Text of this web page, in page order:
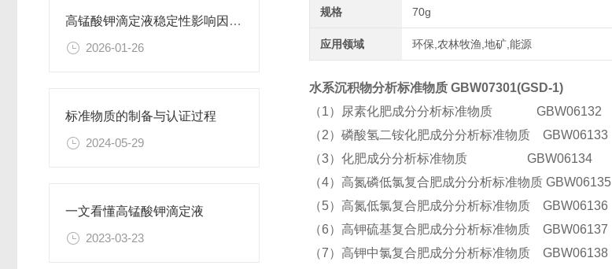
高锰酸钾滴定液稳定性影响因素及保存期限研究
2026-01-26
标准物质的制备与认证过程
2024-05-29
一文看懂高锰酸钾滴定液
2023-03-23
规格 70g
应用领域 环保,农林牧渔,地矿,能源
水系沉积物分析标准物质 GBW07301(GSD-1)
（1）尿素化肥成分分析标准物质 GBW06132
（2）磷酸氢二铵化肥成分分析标准物质 GBW06133
（3）化肥成分分析标准物质 GBW06134
（4）高氮磷低氯复合肥成分分析标准物质 GBW06135
（5）高氮低氯复合肥成分分析标准物质 GBW06136
（6）高钾硫基复合肥成分分析标准物质 GBW06137
（7）高钾中氯复合肥成分分析标准物质 GBW06138